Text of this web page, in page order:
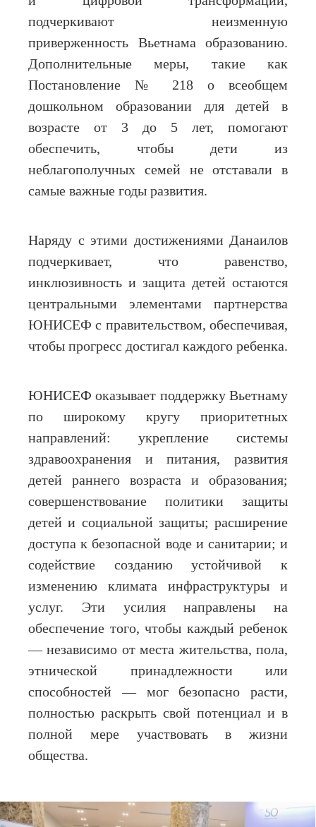
подчеркивают неизменную
приверженность Вьетнама образованию.
Дополнительные меры, такие как
Постановление № 218 о всеобщем
дошкольном образовании для детей в
возрасте от 3 до 5 лет, помогают
обеспечить, чтобы дети из
неблагополучных семей не отставали в
самые важные годы развития.
Наряду с этими достижениями Данаилов
подчеркивает, что равенство,
инклюзивность и защита детей остаются
центральными элементами партнерства
ЮНИСЕФ с правительством, обеспечивая,
чтобы прогресс достигал каждого ребенка.
ЮНИСЕФ оказывает поддержку Вьетнаму
по широкому кругу приоритетных
направлений: укрепление системы
здравоохранения и питания, развития
детей раннего возраста и образования;
совершенствование политики защиты
детей и социальной защиты; расширение
доступа к безопасной воде и санитарии; и
содействие созданию устойчивой к
изменению климата инфраструктуры и
услуг. Эти усилия направлены на
обеспечение того, чтобы каждый ребенок
— независимо от места жительства, пола,
этнической принадлежности или
способностей — мог безопасно расти,
полностью раскрыть свой потенциал и в
полной мере участвовать в жизни
общества.